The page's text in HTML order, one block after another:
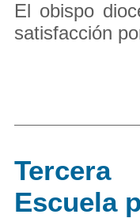
El obispo
satisfacción
Escuela